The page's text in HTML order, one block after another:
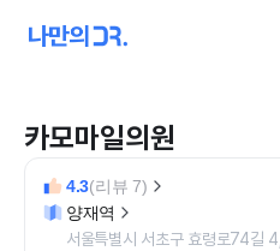
카모마일의원
4.3(리뷰 7)
양재역
서울특별시 서초구 효령로74길